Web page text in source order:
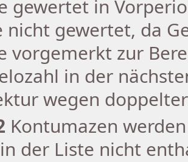
gewertet in
nicht gewertet, da
vorgemerkt zur
in der
wegen
Kontumazen
der Liste nicht